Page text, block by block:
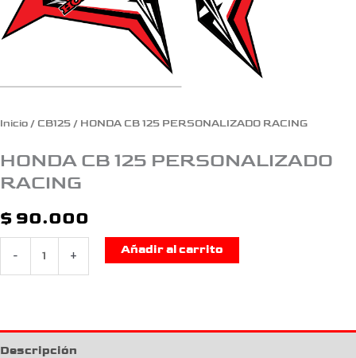
Inicio / CB125 / HONDA CB 125 PERSONALIZADO RACING
HONDA CB 125 PERSONALIZADO
RACING
$ 90.000
- +
Añadir al carrito
Descripción